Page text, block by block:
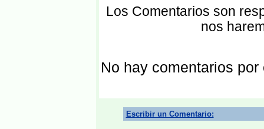
Los Comentarios son
nos
No hay comentarios por
Escribir un Comentario: